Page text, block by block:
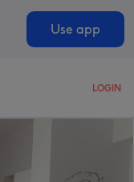
Use app
LOGIN